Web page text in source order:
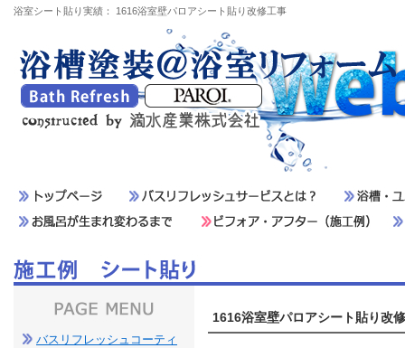
浴室シート貼り実績： 1616浴室壁パロアシート貼り改修工事
バスリフレッシュコーティ
1616浴室壁パロアシート貼り改